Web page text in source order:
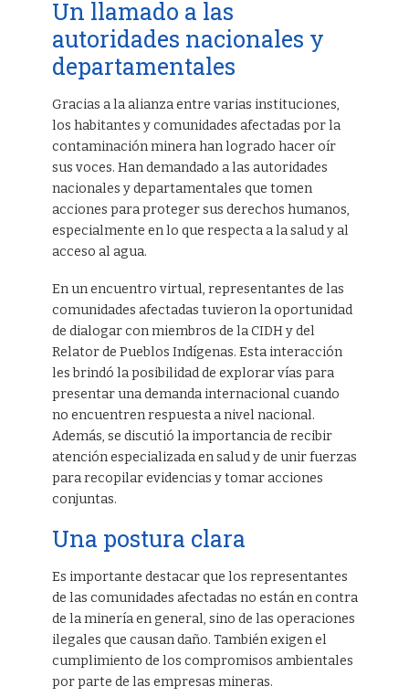
Un llamado a las
autoridades nacionales y
departamentales
Gracias a la alianza entre varias instituciones,
los habitantes y comunidades afectadas por la
contaminación minera han logrado hacer oír
sus voces. Han demandado a las autoridades
nacionales y departamentales que tomen
acciones para proteger sus derechos humanos,
especialmente en lo que respecta a la salud y al
acceso al agua.
En un encuentro virtual, representantes de las
comunidades afectadas tuvieron la oportunidad
de dialogar con miembros de la CIDH y del
Relator de Pueblos Indígenas. Esta interacción
les brindó la posibilidad de explorar vías para
presentar una demanda internacional cuando
no encuentren respuesta a nivel nacional.
Además, se discutió la importancia de recibir
atención especializada en salud y de unir fuerzas
para recopilar evidencias y tomar acciones
conjuntas.
Una postura clara
Es importante destacar que los representantes
de las comunidades afectadas no están en contra
de la minería en general, sino de las operaciones
ilegales que causan daño. También exigen el
cumplimiento de los compromisos ambientales
por parte de las empresas mineras.